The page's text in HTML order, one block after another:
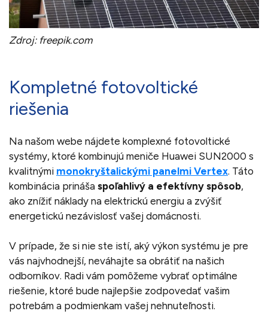
Zdroj: freepik.com
Kompletné fotovoltické
riešenia
Na našom webe nájdete komplexné fotovoltické
systémy, ktoré kombinujú meniče Huawei SUN2000 s
kvalitnými monokryštalickými panelmi Vertex. Táto
kombinácia prináša spoľahlivý a efektívny spôsob,
ako znížiť náklady na elektrickú energiu a zvýšiť
energetickú nezávislosť vašej domácnosti.
V prípade, že si nie ste istí, aký výkon systému je pre
vás najvhodnejší, neváhajte sa obrátiť na našich
odborníkov. Radi vám pomôžeme vybrať optimálne
riešenie, ktoré bude najlepšie zodpovedať vašim
potrebám a podmienkam vašej nehnuteľnosti.